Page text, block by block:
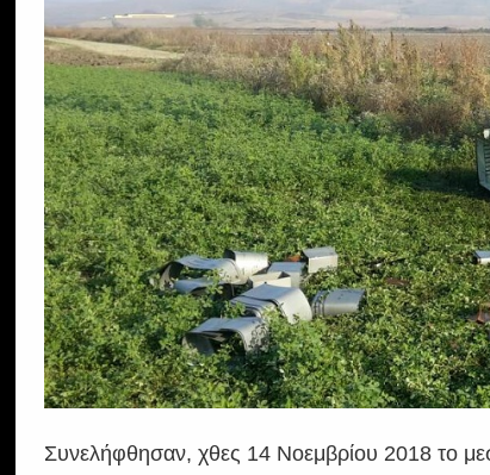
Συνελήφθησαν, χθες 14 Νοεμβρίου 2018 το